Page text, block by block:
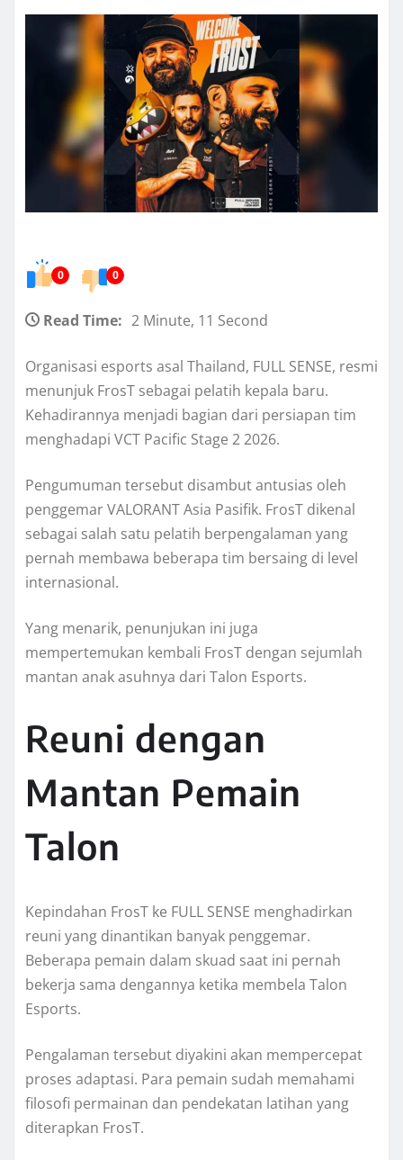
0 0
Read Time: 2 Minute, 11 Second
Organisasi esports asal Thailand, FULL SENSE, resmi
menunjuk FrosT sebagai pelatih kepala baru.
Kehadirannya menjadi bagian dari persiapan tim
menghadapi VCT Pacific Stage 2 2026.
Pengumuman tersebut disambut antusias oleh
penggemar VALORANT Asia Pasifik. FrosT dikenal
sebagai salah satu pelatih berpengalaman yang
pernah membawa beberapa tim bersaing di level
internasional.
Yang menarik, penunjukan ini juga
mempertemukan kembali FrosT dengan sejumlah
mantan anak asuhnya dari Talon Esports.
Reuni dengan
Mantan Pemain
Talon
Kepindahan FrosT ke FULL SENSE menghadirkan
reuni yang dinantikan banyak penggemar.
Beberapa pemain dalam skuad saat ini pernah
bekerja sama dengannya ketika membela Talon
Esports.
Pengalaman tersebut diyakini akan mempercepat
proses adaptasi. Para pemain sudah memahami
filosofi permainan dan pendekatan latihan yang
diterapkan FrosT.